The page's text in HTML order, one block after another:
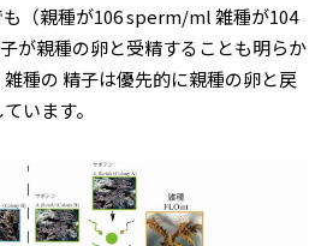
（親種が106 sperm/ml 雑種が104
が親種の卵と受精することも明らか
種の 精子は優先的に親種の卵と戻
います。